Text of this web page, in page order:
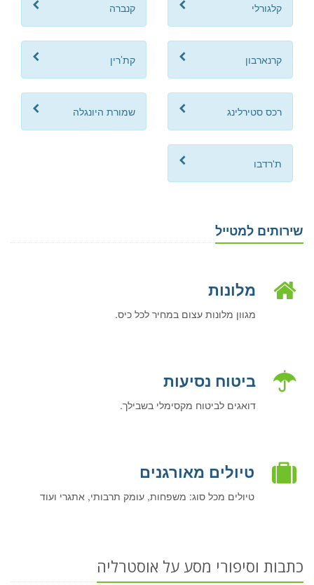
קלגורלי קנברה
קרנארבון קת’רין
רכס סטירלינג שמורת היונגלה
ת'רדבו
שירותים למטייל
מלונות
מגוון מלונות עצום במחיר לכל כיס.
ביטוח נסיעות
דואגים לביטוח מקסימלי בשבילך.
טיולים מאורגנים
טיולים מכל סוג: משפחות, עומק תרבותי, אתגרי ועוד
כתבות וסיפורי מסע על אוסטרליה